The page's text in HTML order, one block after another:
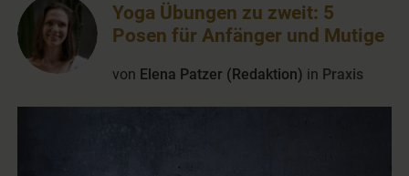
Yoga Übungen zu zweit: 5
Posen für Anfänger und Mutige
von Elena Patzer (Redaktion) in Praxis